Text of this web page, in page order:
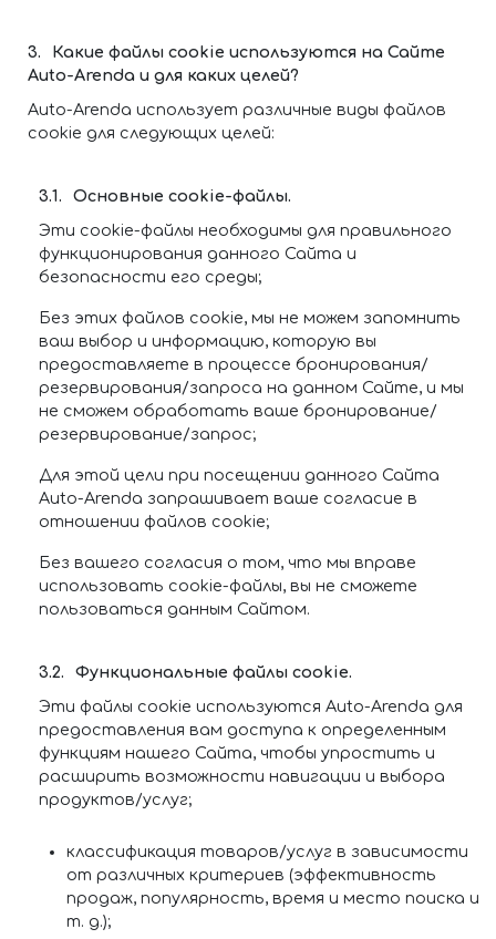
Какие файлы cookie используются на Сайте
Auto-Arenda и для каких целей?
Auto-Arenda использует различные виды файлов
cookie для следующих целей:
Основные cookie-файлы.
Эти cookie-файлы необходимы для правильного
функционирования данного Сайта и
безопасности его среды;
Без этих файлов cookie, мы не можем запомнить
ваш выбор и информацию, которую вы
предоставляете в процессе бронирования/
резервирования/запроса на данном Сайте, и мы
не сможем обработать ваше бронирование/
резервирование/запрос;
Для этой цели при посещении данного Сайта
Auto-Arenda запрашивает ваше согласие в
отношении файлов cookie;
Без вашего согласия о том, что мы вправе
использовать cookie-файлы, вы не сможете
пользоваться данным Сайтом.
Функциональные файлы cookie.
Эти файлы cookie используются Auto-Arenda для
предоставления вам доступа к определенным
функциям нашего Сайта, чтобы упростить и
расширить возможности навигации и выбора
продуктов/услуг;
классификация товаров/услуг в зависимости
от различных критериев (эффективность
продаж, популярность, время и место поиска и
т. д.);